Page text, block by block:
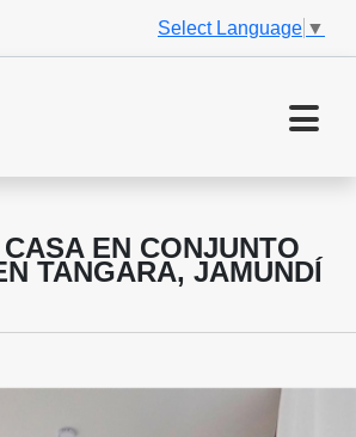
Select Language ▼
EN CONJUNTO
TANGARA, JAMUNDÍ